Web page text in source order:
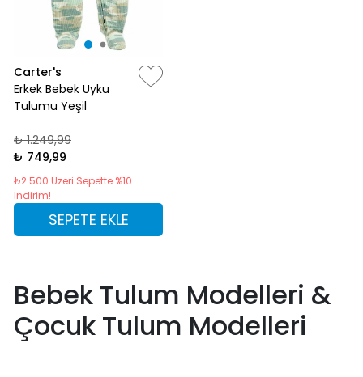
Carter's
Erkek Bebek Uyku
Tulumu Yeşil
₺ 1.249,99
₺ 749,99
₺2.500 Üzeri Sepette %10
İndirim!
SEPETE EKLE
Bebek Tulum Modelleri &
Çocuk Tulum Modelleri